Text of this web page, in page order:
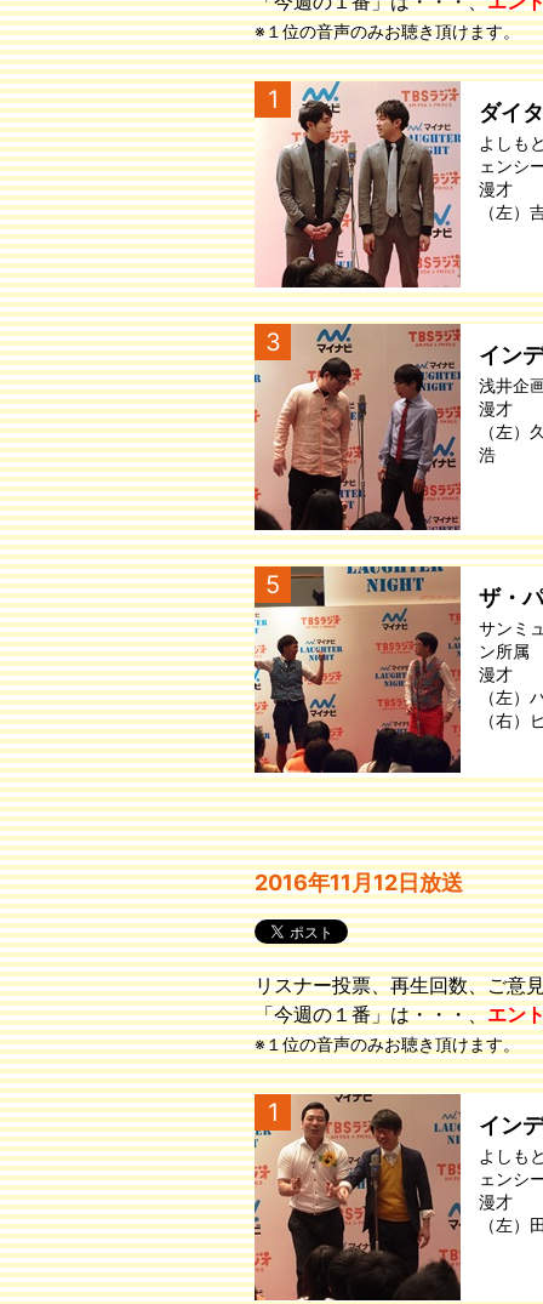
※１位の音声のみお聴き頂けます。
1 ダイ
よしも
ェンシ
漫才
（左
3 イン
浅井企
漫才
（左
浩
5 ザ・
サンミ
ン所属
漫才
（左
（右）
2016年11月12日放送
リスナー投票、再生回数、ご意
「今週の１番」は・・・、エン
※１位の音声のみお聴き頂けます。
1 イン
よしも
ェンシ
漫才
（左